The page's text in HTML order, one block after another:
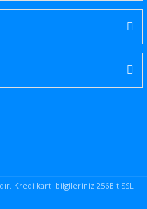
Kredi kartı bilgileriniz 256Bit SSL